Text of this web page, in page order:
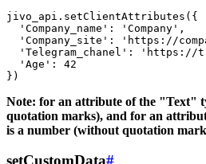
jivo_api.setClientAttributes({
  'Company_name': 'Company',
'Company_site': 'https://
'Telegram_chanel': 'https://
  'Age': 42
Note: for an attribute of the "Text"
quotation marks), and for an
is a number (without quotation